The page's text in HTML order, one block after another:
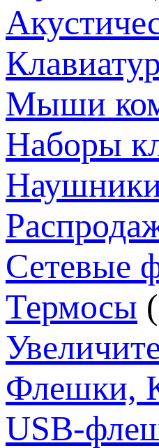
Мыши
Наборы
Сетевые
Термосы
Флешки,
USB-